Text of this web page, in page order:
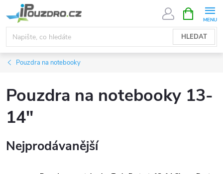
na
obsah
HLEDAT
NÁKUPNÍ
KOŠÍK
Pouzdra na notebooky
Pouzdra na notebooky 13-
14"
Nejprodávanější